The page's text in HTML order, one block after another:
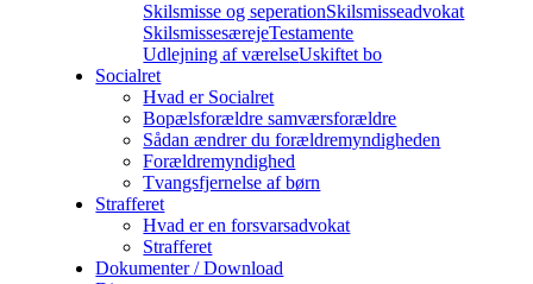
Skilsmisse og seperationSkilsmisseadvokat
SkilsmissesærejeTestamente
Udlejning af værelseUskiftet bo
Socialret
Hvad er Socialret
Bopælsforældre samværsforældre
Sådan ændrer du forældremyndigheden
Forældremyndighed
Tvangsfjernelse af børn
Strafferet
Hvad er en forsvarsadvokat
Strafferet
Dokumenter / Download